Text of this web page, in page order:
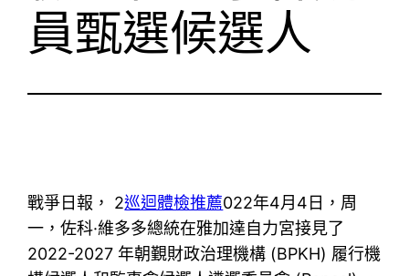
員甄選候選人
戰爭日報， 2巡迴體檢推薦022年4月4日，周
一，佐科·維多多總統在雅加達自力宮接見了
2022-2027 年朝覲財政治理機構 (BPKH) 履行機